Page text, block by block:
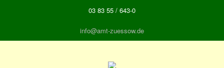
03 83 55 / 643-0
info@amt-zuessow.de